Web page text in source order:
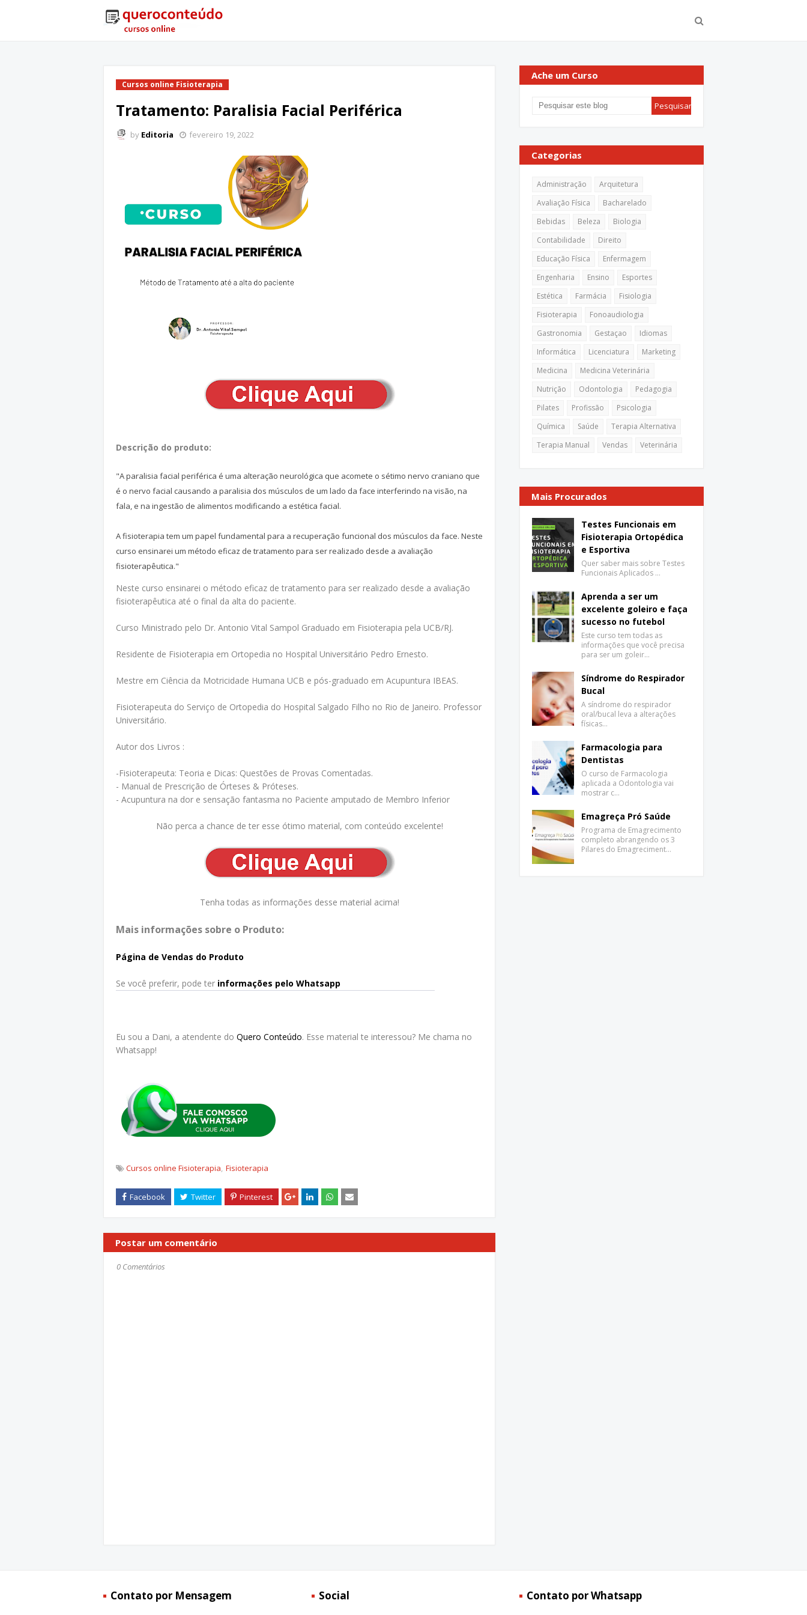
Cursos online Fisioterapia
Tratamento: Paralisia Facial Periférica
by Editoria fevereiro 19, 2022
Descrição do produto:
"A paralisia facial periférica é uma alteração neurológica que acomete o sétimo nervo craniano que
é o nervo facial causando a paralisia dos músculos de um lado da face interferindo na visão, na
fala, e na ingestão de alimentos modificando a estética facial.
A fisioterapia tem um papel fundamental para a recuperação funcional dos músculos da face. Neste
curso ensinarei um método eficaz de tratamento para ser realizado desde a avaliação
fisioterapêutica."
Neste curso ensinarei o método eficaz de tratamento para ser realizado desde a avaliação
fisioterapêutica até o final da alta do paciente.
Curso Ministrado pelo Dr. Antonio Vital Sampol Graduado em Fisioterapia pela UCB/RJ.
Residente de Fisioterapia em Ortopedia no Hospital Universitário Pedro Ernesto.
Mestre em Ciência da Motricidade Humana UCB e pós-graduado em Acupuntura IBEAS.
Fisioterapeuta do Serviço de Ortopedia do Hospital Salgado Filho no Rio de Janeiro. Professor
Universitário.
Autor dos Livros :
-Fisioterapeuta: Teoria e Dicas: Questões de Provas Comentadas.
- Manual de Prescrição de Órteses & Próteses.
- Acupuntura na dor e sensação fantasma no Paciente amputado de Membro Inferior
Não perca a chance de ter esse ótimo material, com conteúdo excelente!
Tenha todas as informações desse material acima!
Mais informações sobre o Produto:
Página de Vendas do Produto
Se você preferir, pode ter informações pelo Whatsapp
Eu sou a Dani, a atendente do Quero Conteúdo. Esse material te interessou? Me chama no
Whatsapp!
Cursos online Fisioterapia Fisioterapia
Postar um comentário
0 Comentários
Ache um Curso
Categorias
Administração
Arquitetura
Avaliação Física
Bacharelado
Bebidas
Beleza
Biologia
Contabilidade
Direito
Educação Física
Enfermagem
Engenharia
Ensino
Esportes
Estética
Farmácia
Fisiologia
Fisioterapia
Fonoaudiologia
Gastronomia
Gestaçao
Idiomas
Informática
Licenciatura
Marketing
Medicina
Medicina Veterinária
Nutrição
Odontologia
Pedagogia
Pilates
Profissão
Psicologia
Química
Saúde
Terapia Alternativa
Terapia Manual
Vendas Veterinária
Mais Procurados
Testes Funcionais em
Fisioterapia Ortopédica
e Esportiva
Quer saber mais sobre Testes
Funcionais Aplicados …
Aprenda a ser um
excelente goleiro e faça
sucesso no futebol
Este curso tem todas as
informações que você precisa
para ser um goleir…
Síndrome do Respirador
Bucal
A síndrome do respirador
oral/bucal leva a alterações
físicas…
Farmacologia para
Dentistas
O curso de Farmacologia
aplicada a Odontologia vai
mostrar c…
Emagreça Pró Saúde
Programa de Emagrecimento
completo abrangendo os 3
Pilares do Emagreciment…
Contato por Mensagem Social Contato por Whatsapp